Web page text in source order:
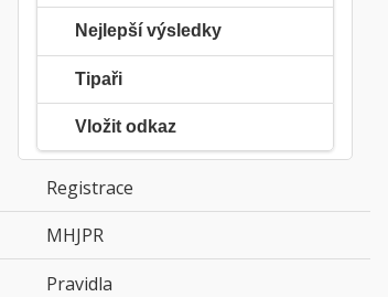
Nejlepší výsledky
Tipaři
Vložit odkaz
Registrace
MHJPR
Pravidla